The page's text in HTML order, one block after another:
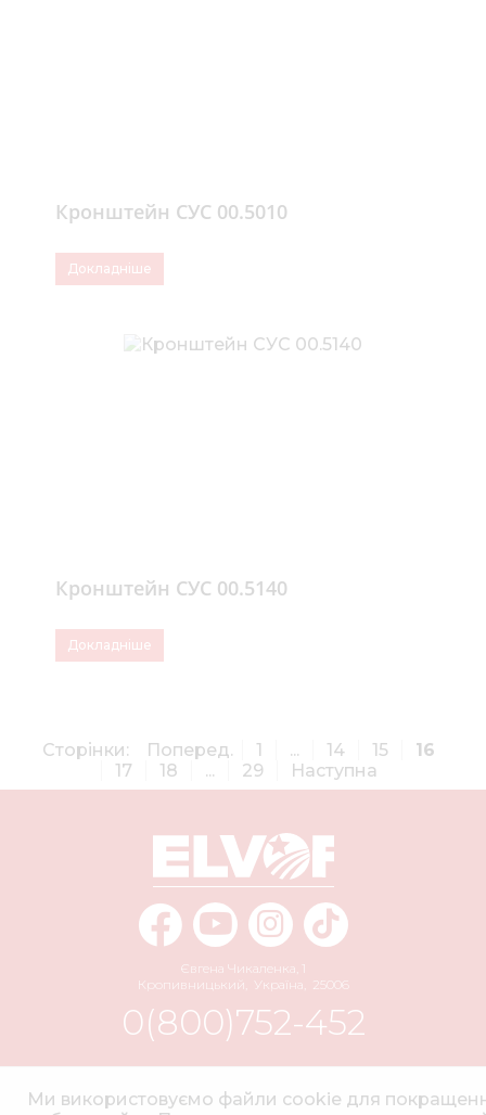
Кронштейн СУС 00.5010
Докладніше
Кронштейн СУС 00.5140
Докладніше
Сторінки: Поперед. 1 ... 14 15
16
17
18 ... 29 Наступна
Євгена Чикаленка, 1
Кропивницький
Україна 25006
0(800)752-452
info@elvorti.com
Ми використовуємо файли cookie для